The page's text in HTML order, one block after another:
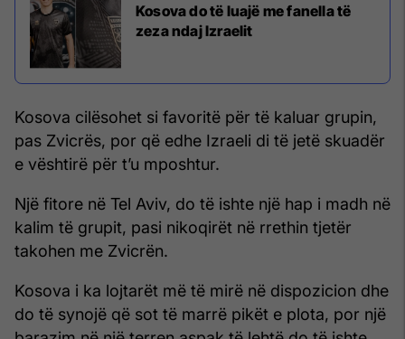
Kosova do të luajë me fanella të
zeza ndaj Izraelit
Kosova cilësohet si favoritë për të kaluar grupin,
pas Zvicrës, por që edhe Izraeli di të jetë skuadër
e vështirë për t’u mposhtur.
Një fitore në Tel Aviv, do të ishte një hap i madh në
kalim të grupit, pasi nikoqirët në rrethin tjetër
takohen me Zvicrën.
Kosova i ka lojtarët më të mirë në dispozicion dhe
do të synojë që sot të marrë pikët e plota, por një